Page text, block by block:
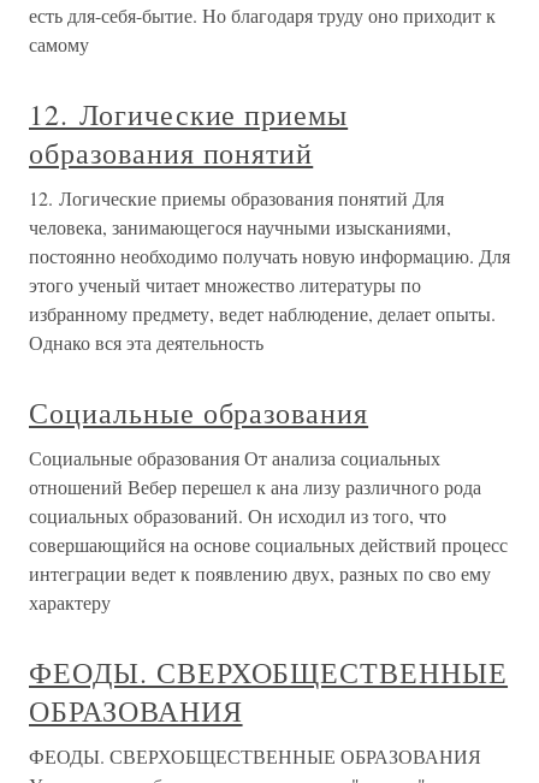
есть для-себя-бытие. Но благодаря труду оно приходит к
самому
12. Логические приемы
образования понятий
12. Логические приемы образования понятий Для
человека, занимающегося научными изысканиями,
постоянно необходимо получать новую информацию. Для
этого ученый читает множество литературы по
избранному предмету, ведет наблюдение, делает опыты.
Однако вся эта деятельность
Социальные образования
Социальные образования От анализа социальных
отношений Вебер перешел к ана лизу различного рода
социальных образований. Он исходил из того, что
совершающийся на основе социальных действий процесс
интеграции ведет к появлению двух, разных по сво ему
характеру
ФЕОДЫ. СВЕРХОБЩЕСТВЕННЫЕ
ОБРАЗОВАНИЯ
ФЕОДЫ. СВЕРХОБЩЕСТВЕННЫЕ ОБРАЗОВАНИЯ